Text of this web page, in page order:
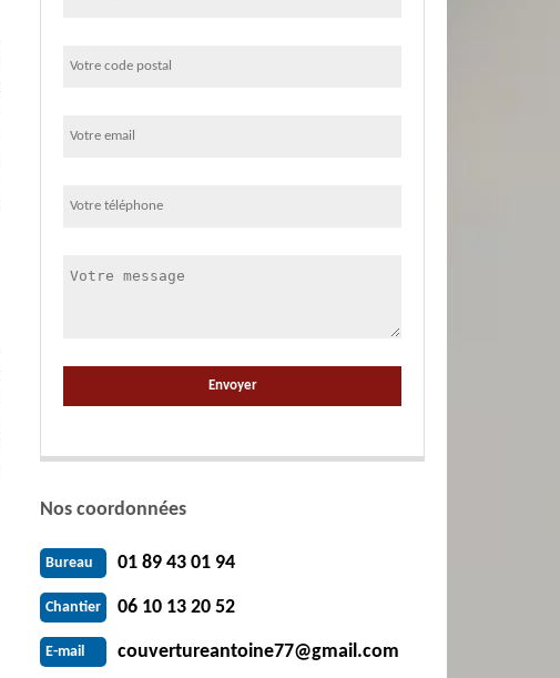
Nos coordonnées
Bureau 01 89 43 01 94
Chantier 06 10 13 20 52
E-mail couvertureantoine77@gmail.com